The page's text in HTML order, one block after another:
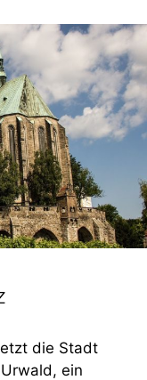
die Stadt
ein